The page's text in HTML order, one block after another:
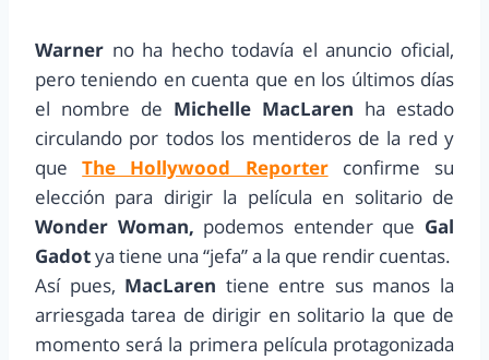
Warner no ha hecho todavía el anuncio oficial,
pero teniendo en cuenta que en los últimos días
el nombre de Michelle MacLaren ha estado
circulando por todos los mentideros de la red y
queThe Hollywood Reporterconfirme su
elección para dirigir la película en solitario de
Wonder Woman, podemos entender que Gal
Gadotya tiene una “jefa” a la que rendir cuentas.
Así pues, MacLaren tiene entre sus manos la
arriesgada tarea de dirigir en solitario la que de
momento será la primera película protagonizada